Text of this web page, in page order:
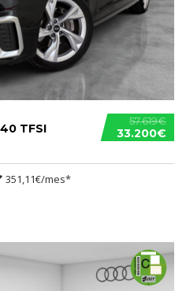
57.619€
33.200€
TFSI
351,11€/mes*